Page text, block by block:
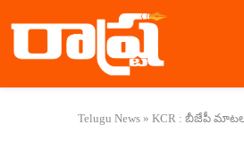
Telugu News » KCR : బీజేపీ